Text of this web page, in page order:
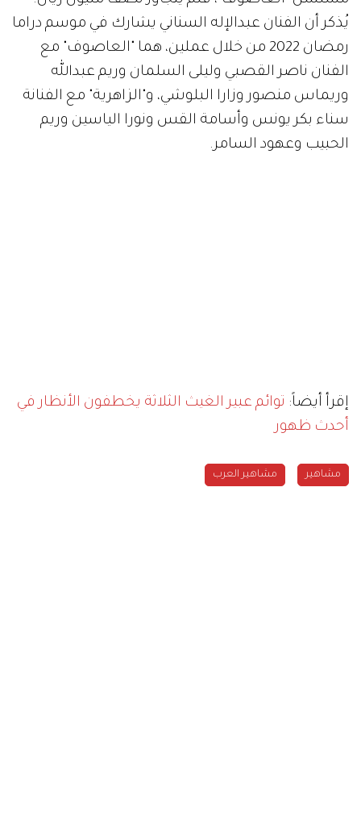
يُذكر أن الفنان عبدالإله السناني يشارك في موسم دراما
رمضان 2022 من خلال عملين، هما "العاصوف" مع
الفنان ناصر القصبي وليلى السلمان وريم عبدالله
وريماس منصور وزارا البلوشي، و"الزاهرية" مع الفنانة
سناء بكر يونس وأسامة القس ونورا الياسين وريم
الحبيب وعهود السامر.
إقرأ أيضاً: توائم عبير الغيث الثلاثة يخطفون الأنظار في
أحدث ظهور
مشاهير مشاهير العرب